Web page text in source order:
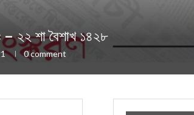
২২ শা বৈশাখ ১৪২৮
0 comment